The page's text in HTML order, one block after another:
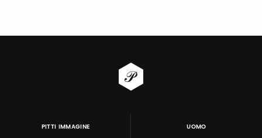
PITTI IMMAGINE UOMO